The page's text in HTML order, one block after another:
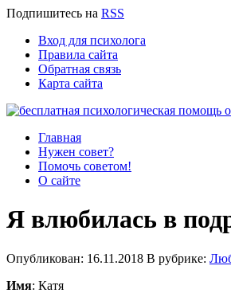
Подпишитесь на RSS
Вход для психолога
Правила сайта
Обратная связь
Карта сайта
Главная
Нужен совет?
Помочь советом!
О сайте
Я влюбилась в
Опубликован: 16.11.2018 В рубрике:
Имя: Катя